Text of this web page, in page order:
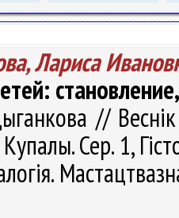
Лариса
// Веснік
Сер. 1,